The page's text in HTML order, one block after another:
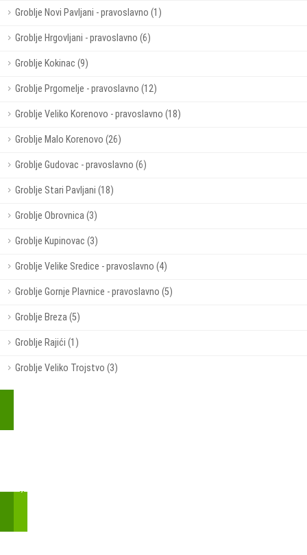
Groblje Novi Pavljani - pravoslavno (1)
Groblje Hrgovljani - pravoslavno (6)
Groblje Kokinac (9)
Groblje Prgomelje - pravoslavno (12)
Groblje Veliko Korenovo - pravoslavno (18)
Groblje Malo Korenovo (26)
Groblje Gudovac - pravoslavno (6)
Groblje Stari Pavljani (18)
Groblje Obrovnica (3)
Groblje Kupinovac (3)
Groblje Velike Sredice - pravoslavno (4)
Groblje Gornje Plavnice - pravoslavno (5)
Groblje Breza (5)
Groblje Rajići (1)
Groblje Veliko Trojstvo (3)